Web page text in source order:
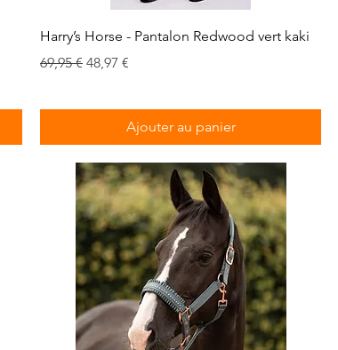
Aperçu rapide
Harry’s Horse - Pantalon Redwood vert kaki
Prix original
69,95 € Prix promotionnel
48,97 €
Ajouter au panier